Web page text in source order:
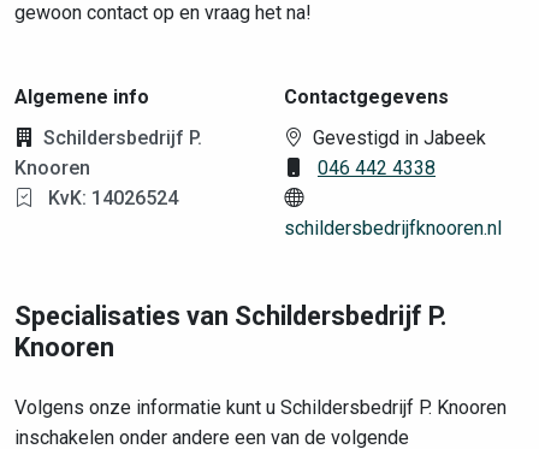
gewoon contact op en vraag het na!
Algemene info
Schildersbedrijf P.
Knooren
KvK: 14026524
Contactgegevens
Gevestigd in Jabeek
046 442 4338
schildersbedrijfknooren.nl
Specialisaties van Schildersbedrijf P.
Knooren
Volgens onze informatie kunt u Schildersbedrijf P. Knooren
inschakelen onder andere een van de volgende